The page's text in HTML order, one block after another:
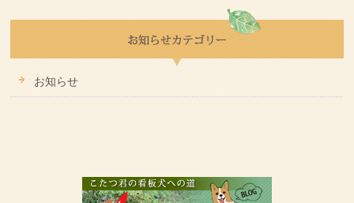
お知らせ